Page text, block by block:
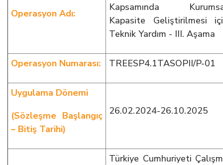
Operasyon Adı:
Kapsamında
Kapasite Geliştirilmesi
Teknik Yardım - III. Aşama
Operasyon Numarası: TREESP4.1TASOPII/P-01
Uygulama Dönemi
(Sözleşme Başlangıç
– Bitiş Tarihi)
26.02.2024-26.10.2025
Türkiye Cumhuriyeti